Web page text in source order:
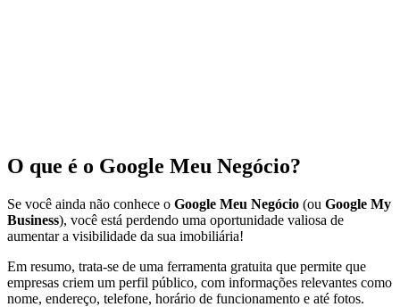
O que é o Google Meu Negócio?
Se você ainda não conhece o Google Meu Negócio (ou Google My
Business), você está perdendo uma oportunidade valiosa de
aumentar a visibilidade da sua imobiliária!
Em resumo, trata-se de uma ferramenta gratuita que permite que
empresas criem um perfil público, com informações relevantes como
nome, endereço, telefone, horário de funcionamento e até fotos.